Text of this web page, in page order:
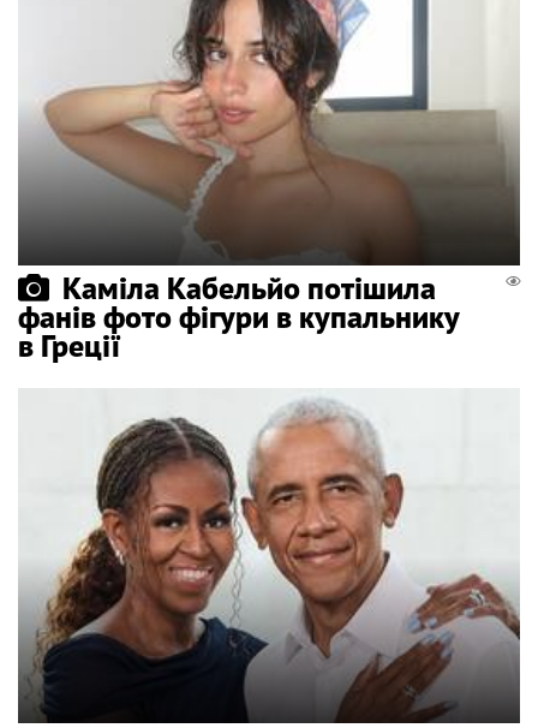
Каміла Кабельйо потішила
фанів фото фігури в купальнику
в Греції